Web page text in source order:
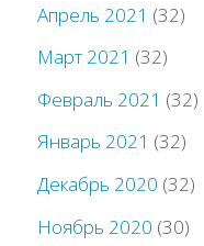
Апрель 2021 (32)
Март 2021 (32)
Февраль 2021 (32)
Январь 2021 (32)
Декабрь 2020 (32)
Ноябрь 2020 (30)